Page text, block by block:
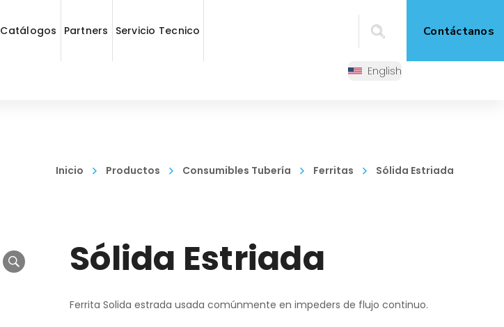
Catálogos Partners Servicio Tecnico Contáctanos
English
Inicio Productos Consumibles Tubería Ferritas Sólida Estriada
Sólida Estriada
Ferrita Solida estrada usada comúnmente en impeders de flujo continuo.